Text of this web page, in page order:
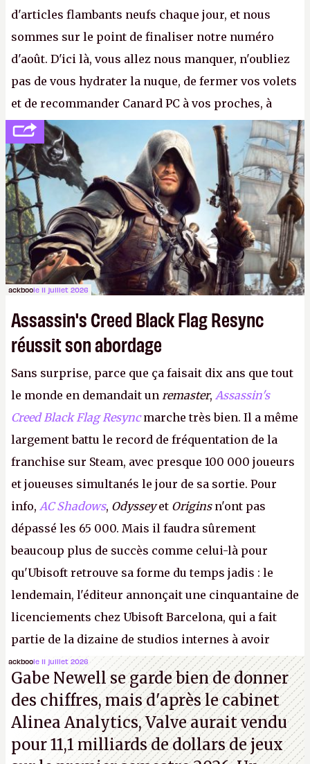
d'articles flambants neufs chaque jour, et nous
sommes sur le point de finaliser notre numéro
d'août. D'ici là, vous allez nous manquer, n'oubliez
pas de vous hydrater la nuque, de fermer vos volets
et de recommander Canard PC à vos proches, à
votre famille et aux inconnus que vous croisez
dans la rue. Bon été à tous ! –ER.
ackboole 11 juillet 2026
Assassin's Creed Black Flag Resync
réussit son abordage
Sans surprise, parce que ça faisait dix ans que tout
le monde en demandait un remaster, Assassin's
Creed Black Flag Resyncmarche très bien. Il a même
largement battu le record de fréquentation de la
franchise sur Steam, avec presque 100 000 joueurs
et joueuses simultanés le jour de sa sortie. Pour
info, AC Shadows, Odysseyet Originsn'ont pas
dépassé les 65 000. Mais il faudra sûrement
beaucoup plus de succès comme celui-là pour
qu'Ubisoft retrouve sa forme du temps jadis : le
lendemain, l'éditeur annonçait une cinquantaine de
licenciements chez Ubisoft Barcelona, qui a fait
partie de la dizaine de studios internes à avoir
travaillé sur cetAssassin's Creedsous la direction
d'Ubisoft Singapour.A.
ackboole 11 juillet 2026
Gabe Newell se garde bien de donner
des chiffres, mais d'après le cabinet
Alinea Analytics, Valve aurait vendu
pour 11,1 milliards de dollars de jeux